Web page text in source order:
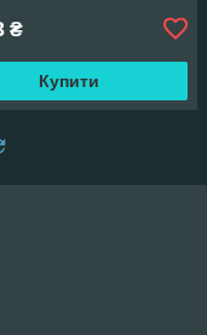
₴
Купити